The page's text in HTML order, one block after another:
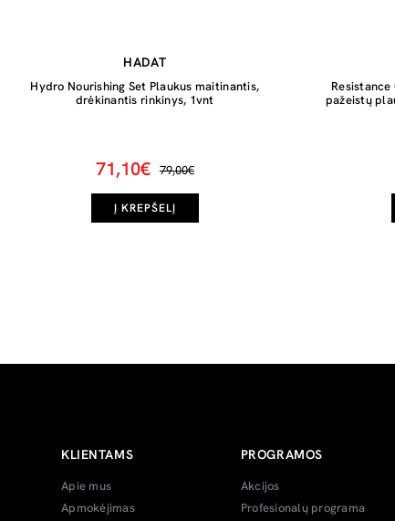
HADAT
Hydro Nourishing Set Plaukus maitinantis,
drėkinantis rinkinys, 1vnt
71,10€ 79,00€
Į KREPŠELĮ
pažeistų
KLIENTAMS
Apie mus
Apmokėjimas
PROGRAMOS
Akcijos
Profesionalų programa